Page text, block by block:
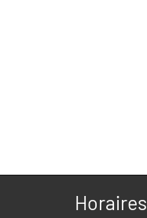
Horaires